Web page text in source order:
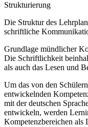
Strukturierung
Die Struktur des
schriftliche
Grundlage mündlicher
Die Schriftlichkeit
als auch das Lesen und
Um das von den
entwickelnden
mit der deutschen
entwickeln, werden
Kompetenzbereichen als